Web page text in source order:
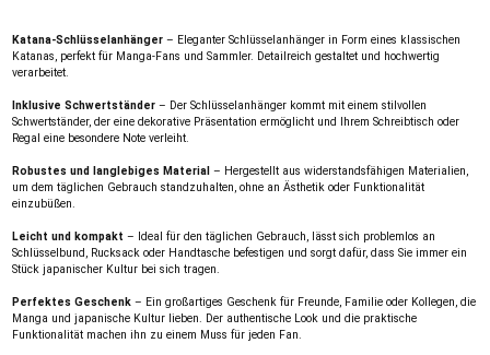
Katana-Schlüsselanhänger – Eleganter Schlüsselanhänger in Form eines klassischen
Katanas, perfekt für Manga-Fans und Sammler. Detailreich gestaltet und hochwertig
verarbeitet.
Inklusive Schwertständer – Der Schlüsselanhänger kommt mit einem stilvollen
Schwertständer, der eine dekorative Präsentation ermöglicht und Ihrem Schreibtisch oder
Regal eine besondere Note verleiht.
Robustes und langlebiges Material – Hergestellt aus widerstandsfähigen Materialien,
um dem täglichen Gebrauch standzuhalten, ohne an Ästhetik oder Funktionalität
einzubüßen.
Leicht und kompakt – Ideal für den täglichen Gebrauch, lässt sich problemlos an
Schlüsselbund, Rucksack oder Handtasche befestigen und sorgt dafür, dass Sie immer ein
Stück japanischer Kultur bei sich tragen.
Perfektes Geschenk – Ein großartiges Geschenk für Freunde, Familie oder Kollegen, die
Manga und japanische Kultur lieben. Der authentische Look und die praktische
Funktionalität machen ihn zu einem Muss für jeden Fan.